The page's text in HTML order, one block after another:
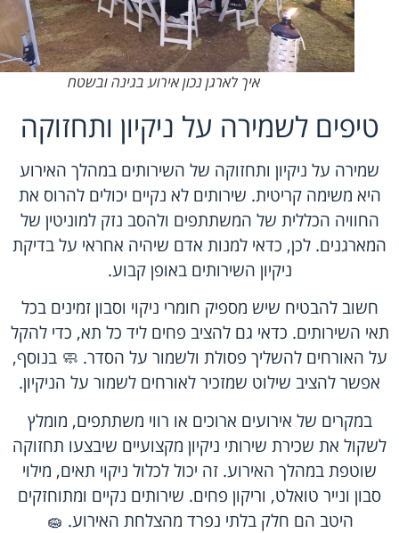
איך לארגן נכון אירוע בגינה ובשטח
טיפים לשמירה על ניקיון ותחזוקה
שמירה על ניקיון ותחזוקה של השירותים במהלך האירוע
היא משימה קריטית. שירותים לא נקיים יכולים להרוס את
החוויה הכללית של המשתתפים ולהסב נזק למוניטין של
המארגנים. לכן, כדאי למנות אדם שיהיה אחראי על בדיקת
ניקיון השירותים באופן קבוע.
חשוב להבטיח שיש מספיק חומרי ניקוי וסבון זמינים בכל
תאי השירותים. כדאי גם להציב פחים ליד כל תא, כדי להקל
על האורחים להשליך פסולת ולשמור על הסדר. 🧼 בנוסף,
אפשר להציב שילוט שמזכיר לאורחים לשמור על הניקיון.
במקרים של אירועים ארוכים או רווי משתתפים, מומלץ
לשקול את שכירת שירותי ניקיון מקצועיים שיבצעו תחזוקה
שוטפת במהלך האירוע. זה יכול לכלול ניקוי תאים, מילוי
סבון ונייר טואלט, וריקון פחים. שירותים נקיים ומתוחזקים
היטב הם חלק בלתי נפרד מהצלחת האירוע. 🧽